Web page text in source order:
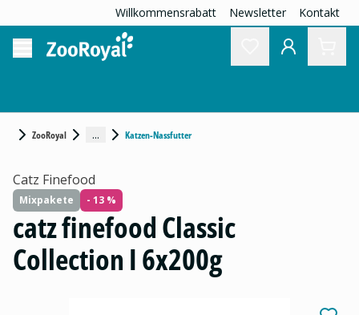
Willkommensrabatt Newsletter Kontakt
ZooRoyal ... Katzen-Nassfutter
Catz Finefood
Mixpakete - 13 %
catz finefood Classic
Collection I 6x200g